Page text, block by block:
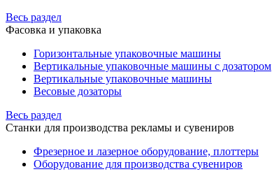
Весь раздел
Фасовка и упаковка
Горизонтальные упаковочные машины
Вертикальные упаковочные машины с дозатором
Вертикальные упаковочные машины
Весовые дозаторы
Весь раздел
Станки для производства рекламы и сувениров
Фрезерное и лазерное оборудование, плоттеры
Оборудование для производства сувениров